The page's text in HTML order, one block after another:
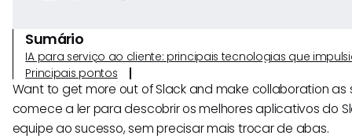
Sumário
IA para serviço ao cliente: principais tecnologias que
Principais pontos
Want to get more out of Slack and make collaboration as
comece a ler para descobrir os melhores aplicativos do
equipe ao sucesso, sem precisar mais trocar de abas.